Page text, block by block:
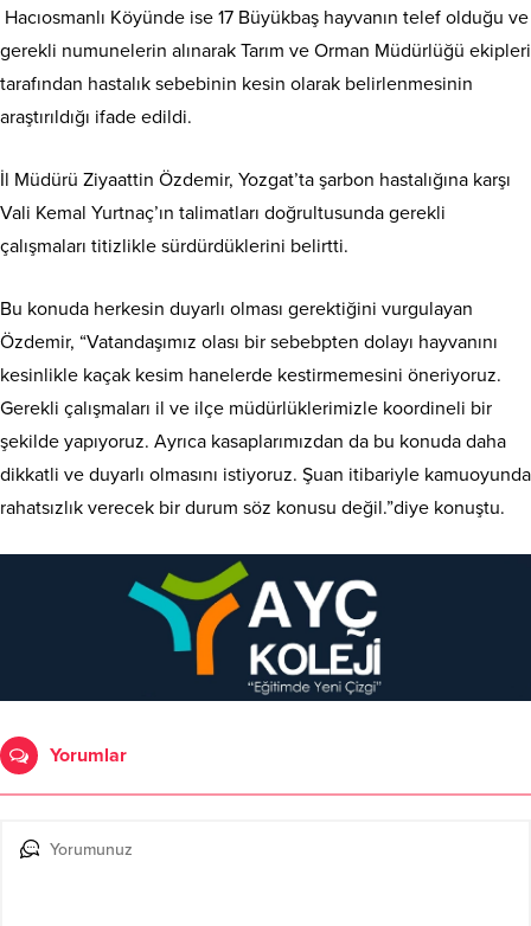
Hacıosmanlı Köyünde ise 17 Büyükbaş hayvanın telef olduğu ve
gerekli numunelerin alınarak Tarım ve Orman Müdürlüğü ekipleri
tarafından hastalık sebebinin kesin olarak belirlenmesinin
araştırıldığı ifade edildi.
İl Müdürü Ziyaattin Özdemir, Yozgat’ta şarbon hastalığına karşı
Vali Kemal Yurtnaç’ın talimatları doğrultusunda gerekli
çalışmaları titizlikle sürdürdüklerini belirtti.
Bu konuda herkesin duyarlı olması gerektiğini vurgulayan
Özdemir, “Vatandaşımız olası bir sebebpten dolayı hayvanını
kesinlikle kaçak kesim hanelerde kestirmemesini öneriyoruz.
Gerekli çalışmaları il ve ilçe müdürlüklerimizle koordineli bir
şekilde yapıyoruz. Ayrıca kasaplarımızdan da bu konuda daha
dikkatli ve duyarlı olmasını istiyoruz. Şuan itibariyle kamuoyunda
rahatsızlık verecek bir durum söz konusu değil.”diye konuştu.
Yorumlar